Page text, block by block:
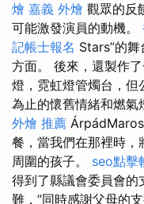
燴 嘉義 外燴 觀眾的反
可能激發演員的動機。
記帳士報名 Stars”的
方面。 後來，還製作
燈，霓虹燈管燭台，但
為止的懷舊情緒和燃氣
外燴 推薦
餐，當我們在那裡時，
周圍的孩子。 seo點擊
得到了縣議會委員會的
難，”同時感謝父母的支